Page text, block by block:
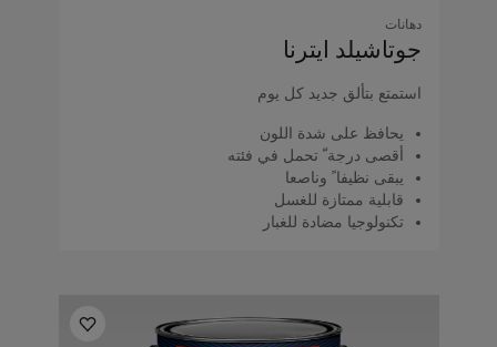
دهانات
جوتاشيلد اﻳﺘﺮﻧﺎ
استمتع بتألق جديد كل يوم
يحافظ على شدة اللون
أقصى درجة ّ تحمل في فئته
يبقى نظيفا ً وناصعا
قابلية ممتازة للغسل
تكنولوجيا مضادة للغبار